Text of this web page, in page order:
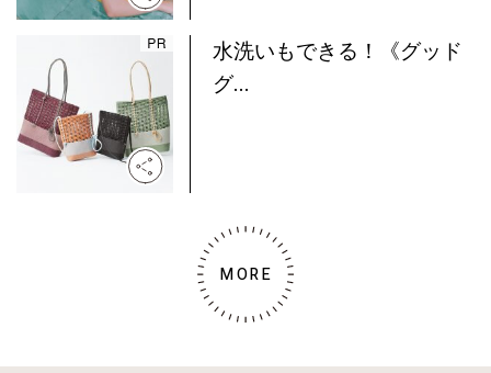
水洗いもできる！《グッド
グ...
MORE